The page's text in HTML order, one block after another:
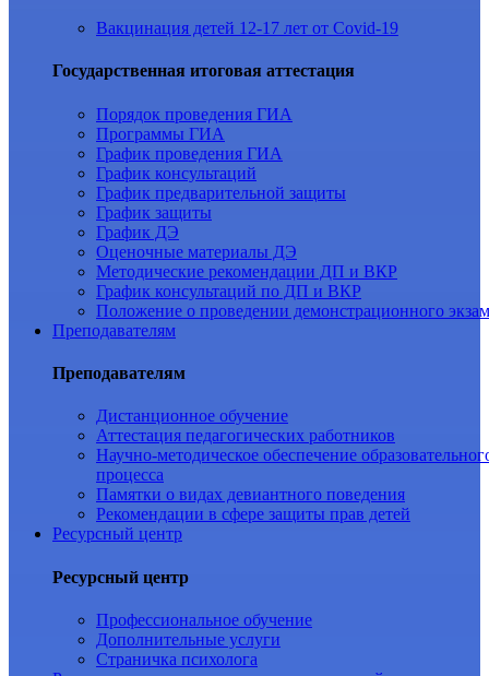
Вакцинация детей 12-17 лет от Covid-19
Государственная итоговая аттестация
Порядок проведения ГИА
Программы ГИА
График проведения ГИА
График консультаций
График предварительной защиты
График защиты
График ДЭ
Оценочные материалы ДЭ
Методические рекомендации ДП и ВКР
График консультаций по ДП и ВКР
Положение о проведении демонстрационного
Преподавателям
Преподавателям
Дистанционное обучение
Аттестация педагогических работников
Научно-методическое обеспечение
процесса
Памятки о видах девиантного поведения
Рекомендации в сфере защиты прав детей
Ресурсный центр
Ресурсный центр
Профессиональное обучение
Дополнительные услуги
Страничка психолога